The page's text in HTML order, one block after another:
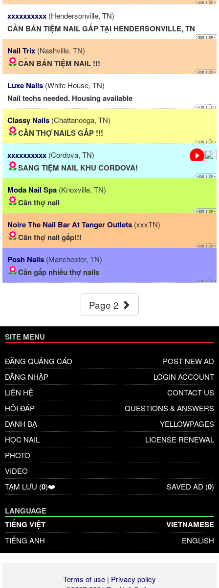
xxxxxxxxxx (Hendersonville, TN)
CẦN BÁN TIỆM NAIL GẤP TẠI HENDERSONVILLE, TN
Nail Trix (Nashville, TN)
CẦN BÁN TIỆM NAIL !!!
Luxe Nails (White House, TN)
️Nail techs needed️. Housing available
Classy Nails (Chattanooga, TN)
CẦN THỢ NAILS GẤP !!!
xxxxxxxxxx (Cordova, TN)
SANG TIỆM NAIL KHU CORDOVA!
Moda Nail Spa (Knoxville, TN)
Cần thợ nail
Noire The Nail Bar At Tanger Outlets (xxxTN)
Cần thợ nail gấp!!!
Posh Nails (Manchester, TN)
Cần gấp nhiều thợ nails
Page 2
SITE MENU
ĐĂNG QUẢNG CÁO
POST NEW AD
ĐĂNG NHẬP
LOGIN ACCOUNT
LIÊN HỆ
CONTACT US
HỎI ĐÁP
QUESTIONS & ANSWERS
DANH BẠ
YELLOWPAGES
HỌC NAIL
LICENSE RENEWAL
PHOTO
VIDEO
TẠM LƯU (0)❤️ SAVED AD (0)
LANGUAGE
TIẾNG VIỆT
VIETNAMESE
TIẾNG ANH ENGLISH
Terms of use | Privacy policy